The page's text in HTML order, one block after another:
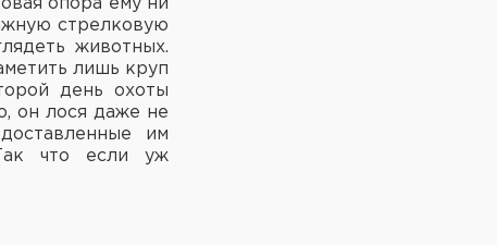
опора ему ни
стрелковую
животных.
лишь круп
день охоты
он лося даже не
им
что если уж